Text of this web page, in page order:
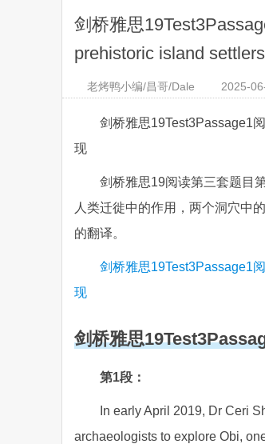
剑桥雅思
prehistoric island
老烤鸭小编/昌哥/Dale 2025-
剑桥雅思19Test3Passage1
现
剑桥雅思19阅读第三套题目
人类迁徙中的作用，两个洞穴中
的翻译。
剑桥雅思19Test3Passage1
现
剑桥雅思
第1段：
In early April 2019, Dr Ceri
archaeologists to explore Obi,